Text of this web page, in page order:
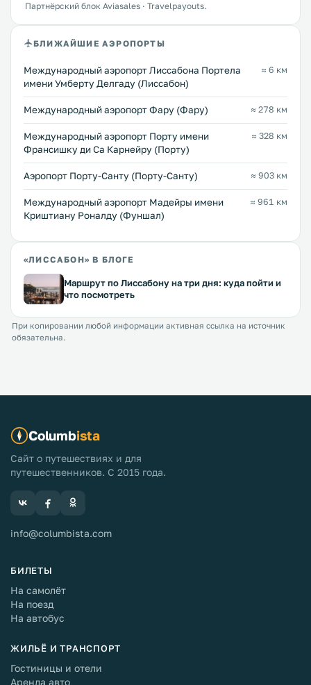
Партнёрский блок Aviasales · Travelpayouts.
БЛИЖАЙШИЕ АЭРОПОРТЫ
Международный аэропорт Лиссабона Портела
имени Умберту Делгаду (Лиссабон)
≈ 6 км
Международный аэропорт Фару (Фару) ≈ 278 км
Международный аэропорт Порту имени
Франсишку ди Са Карнейру (Порту)
≈ 328 км
Аэропорт Порту-Санту (Порту-Санту) ≈ 903 км
Международный аэропорт Мадейры имени
Криштиану Роналду (Фуншал)
≈ 961 км
«ЛИССАБОН» В БЛОГЕ
Маршрут по Лиссабону на три дня: куда пойти и
что посмотреть
При копировании любой информации активная ссылка на источник
обязательна.
Columbista
Сайт о путешествиях и для
путешественников. С 2015 года.
info@columbista.com
БИЛЕТЫ
На самолёт
На поезд
На автобус
ЖИЛЬЁ И ТРАНСПОРТ
Гостиницы и отели
Аренда авто